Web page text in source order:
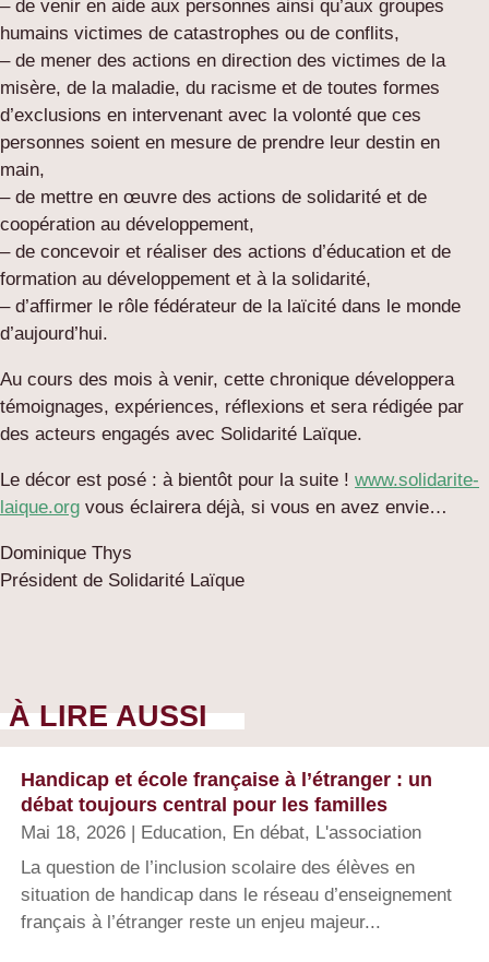
– de venir en aide aux personnes ainsi qu’aux groupes
humains victimes de catastrophes ou de conflits,
– de mener des actions en direction des victimes de la
misère, de la maladie, du racisme et de toutes formes
d’exclusions en intervenant avec la volonté que ces
personnes soient en mesure de prendre leur destin en
main,
– de mettre en œuvre des actions de solidarité et de
coopération au développement,
– de concevoir et réaliser des actions d’éducation et de
formation au développement et à la solidarité,
– d’affirmer le rôle fédérateur de la laïcité dans le monde
d’aujourd’hui.
Au cours des mois à venir, cette chronique développera
témoignages, expériences, réflexions et sera rédigée par
des acteurs engagés avec Solidarité Laïque.
Le décor est posé : à bientôt pour la suite ! www.solidarite-
laique.org vous éclairera déjà, si vous en avez envie…
Dominique Thys
Président de Solidarité Laïque
À LIRE AUSSI
Handicap et école française à l’étranger : un
débat toujours central pour les familles
Mai 18, 2026 Education, En débat, L'association
La question de l’inclusion scolaire des élèves en
situation de handicap dans le réseau d’enseignement
français à l’étranger reste un enjeu majeur...